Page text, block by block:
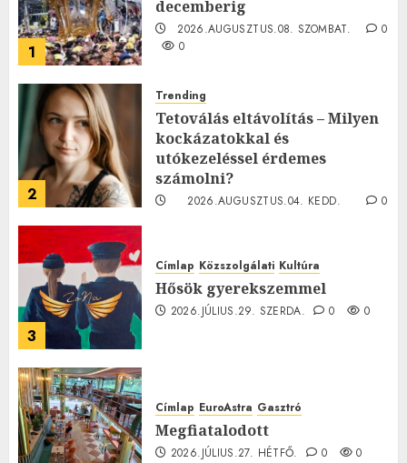
1
decemberig
2026.AUGUSZTUS.08. SZOMBAT.
0
0
2
Trending
Tetoválás eltávolítás – Milyen
kockázatokkal és
utókezeléssel érdemes
számolni?
2026.AUGUSZTUS.04. KEDD.
0
3
Címlap Közszolgálati Kultúra
Hősök gyerekszemmel
2026.JÚLIUS.29. SZERDA. 0 0
Címlap EuroAstra Gasztró
Megfiatalodott
2026.JÚLIUS.27. HÉTFŐ. 0 0